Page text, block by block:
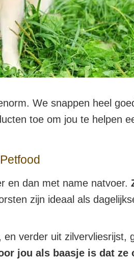
We snappen heel
toe om jou te helpen
en dan met name natvoer.
zijn ideaal als
verder uit
jou als baasje is dat